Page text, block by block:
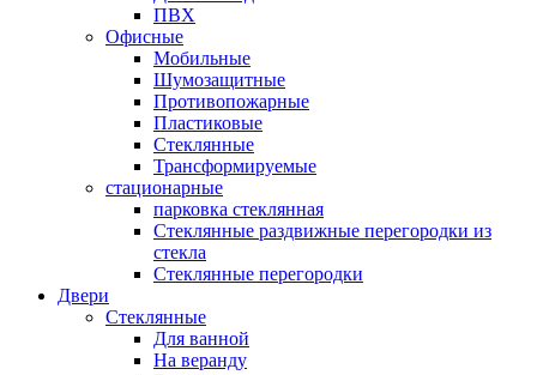
ПВХ
Офисные
Мобильные
Шумозащитные
Противопожарные
Пластиковые
Стеклянные
Трансформируемые
стационарные
парковка стеклянная
Стеклянные раздвижные перегородки из
стекла
Стеклянные перегородки
Двери
Стеклянные
Для ванной
На веранду